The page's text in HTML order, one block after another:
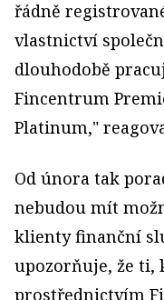
řádně
vlastnictví
dlouhodobě
Fincentrum
Platinum,"
Od února tak
nebudou mít
klienty finanční
upozorňuje, že ti,
prostřednictvím